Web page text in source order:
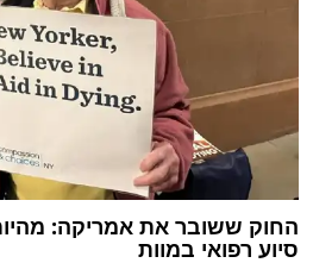
החוק ששובר את אמריקה:
סיוע רפואי במוות